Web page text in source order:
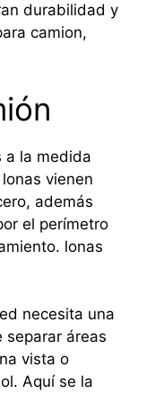
durabilidad y
camion,
a la medida
vienen
además
el perímetro
lonas
necesita una
separar áreas
vista o
Aquí se la